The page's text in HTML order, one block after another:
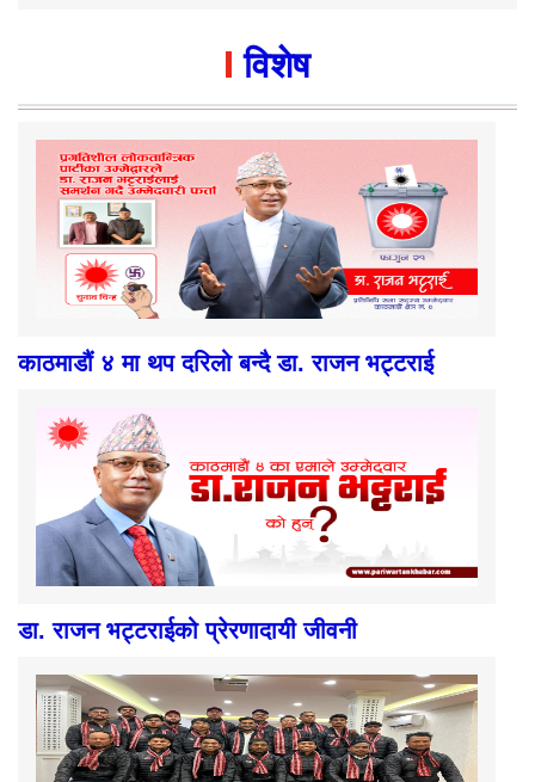
विशेष
काठमाडौं ४ मा थप दरिलो बन्दै डा. राजन भट्टराई
डा. राजन भट्टराईको प्रेरणादायी जीवनी